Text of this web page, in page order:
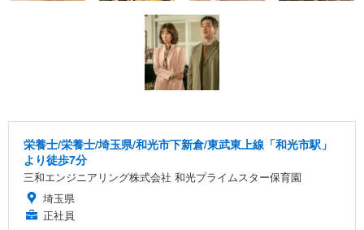
栄養士/栄養士/埼玉県/和光市下新倉/東武東上線「和光市駅」
より徒歩7分
三和エンジニアリング株式会社 和光プライムスター保育園
埼玉県
正社員